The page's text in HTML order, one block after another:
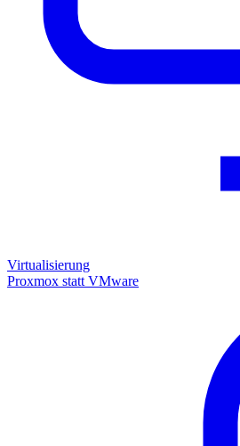
Virtualisierung
Proxmox statt VMware